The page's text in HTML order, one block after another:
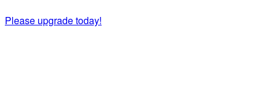
Please upgrade today!